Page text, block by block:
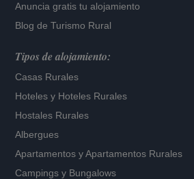
Anuncia gratis tu alojamiento
Blog de Turismo Rural
Tipos de alojamiento:
Casas Rurales
Hoteles y Hoteles Rurales
Hostales Rurales
Albergues
Apartamentos yApartamentos Rurales
Campings y Bungalows